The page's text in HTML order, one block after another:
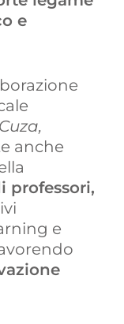
i
e
anche
professori,
e